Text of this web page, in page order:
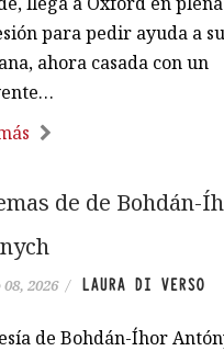
para pedir ayuda a su
ahora casada con un
de de Bohdán-
2026 / LAURA DI VERSO
de Bohdán-Íhor